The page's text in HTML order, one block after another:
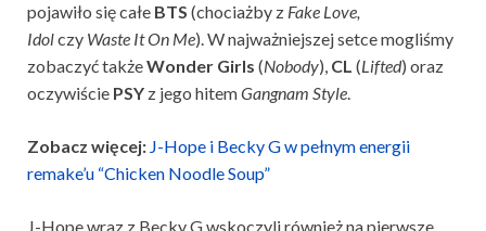
pojawiło się całe BTS (chociażby z Fake Love,
Idolczy Waste It On Me). W najważniejszej setce mogliśmy
zobaczyć takżeWonder Girls (Nobody), CL (Lifted) oraz
oczywiście PSY z jego hitemGangnam Style.
Zobacz więcej: J-Hope i Becky G w pełnym energii
remake’u “Chicken Noodle Soup”
J-Hope wraz z Becky G wskoczyli również na pierwsze